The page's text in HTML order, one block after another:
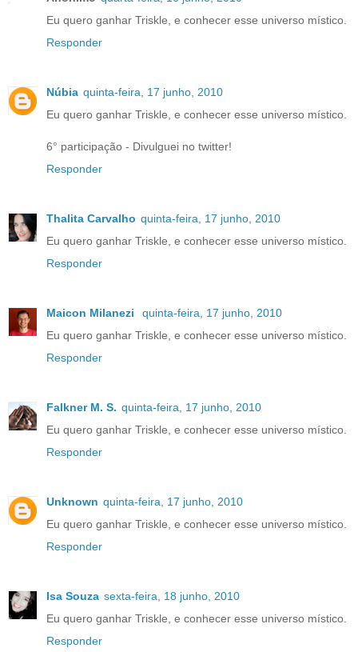
Eu quero ganhar Triskle, e conhecer esse universo místico.
Responder
Núbia quinta-feira, 17 junho, 2010
Eu quero ganhar Triskle, e conhecer esse universo místico.
6° participação - Divulguei no twitter!
Responder
Thalita Carvalho quinta-feira, 17 junho, 2010
Eu quero ganhar Triskle, e conhecer esse universo místico.
Responder
Maicon Milanezi
quinta-feira, 17 junho, 2010
Eu quero ganhar Triskle, e conhecer esse universo místico.
Responder
Falkner M. S. quinta-feira, 17 junho, 2010
Eu quero ganhar Triskle, e conhecer esse universo místico.
Responder
Unknown quinta-feira, 17 junho, 2010
Eu quero ganhar Triskle, e conhecer esse universo místico.
Responder
Isa Souza sexta-feira, 18 junho, 2010
Eu quero ganhar Triskle, e conhecer esse universo místico.
Responder